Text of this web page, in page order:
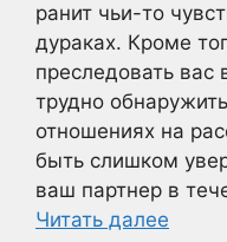
ранит чьи-то
дураках. Кроме
преследовать вас
трудно
отношениях на
быть слишком
ваш партнер в
Читать далее